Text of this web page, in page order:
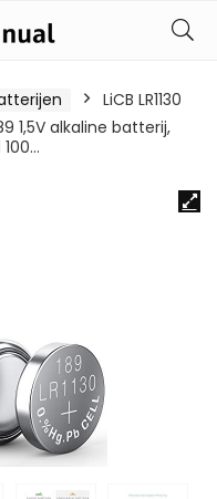
LiCB LR1130
1,5V alkaline batterij,